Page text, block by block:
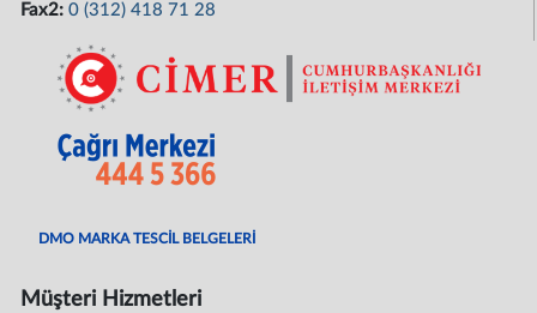
Fax2:0 (312) 418 71 28
DMO MARKA TESCİL BELGELERİ
Müşteri Hizmetleri